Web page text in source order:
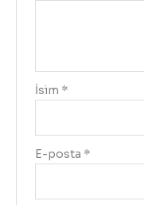
İsim *
E-posta *